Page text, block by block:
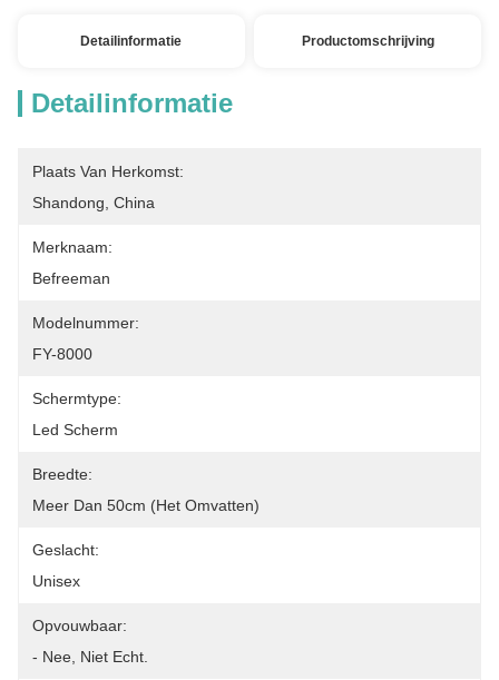
Detailinformatie Productomschrijving
Detailinformatie
Plaats Van Herkomst:
Shandong, China
Merknaam:
Befreeman
Modelnummer:
FY-8000
Schermtype:
Led Scherm
Breedte:
Meer Dan 50cm (het Omvatten)
Geslacht:
Unisex
Opvouwbaar:
- Nee, Niet Echt.